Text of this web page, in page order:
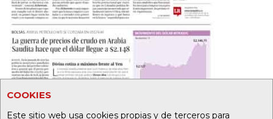
COOKIES
Este sitio web usa cookies propias y de terceros para